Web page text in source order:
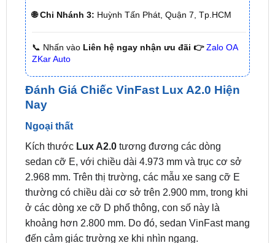
📞 Nhấn vàoLiên hệ ngay nhận ưu đãi 👉 Zalo OA
Đánh Giá Chiếc VinFast Lux A2.0 Hiện
Nay
Ngoại thất
Kích thước
sedan cỡ E, với chiều dài 4.973 mm và trục cơ sở
2.968 mm. Trên thị trường, các mẫu xe sang cỡ E
thường có chiều dài cơ sở trên 2.900 mm, trong khi
ở các dòng xe cỡ D phổ thông, con số này là
khoảng hơn 2.800 mm. Do đó, sedan VinFast mang
đến cảm giác trường xe khi nhìn ngang.
Mẫu sedan cho khả năng tăng tốc tốt hơn SUV, bởi
trọng lượng xe chỉ ở mức 1,795 kg và trọng lượng